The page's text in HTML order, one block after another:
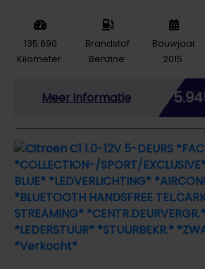
135.690
Kilometer
Brandstof
Benzine
Bouwjaar
2015
Meer informatie €